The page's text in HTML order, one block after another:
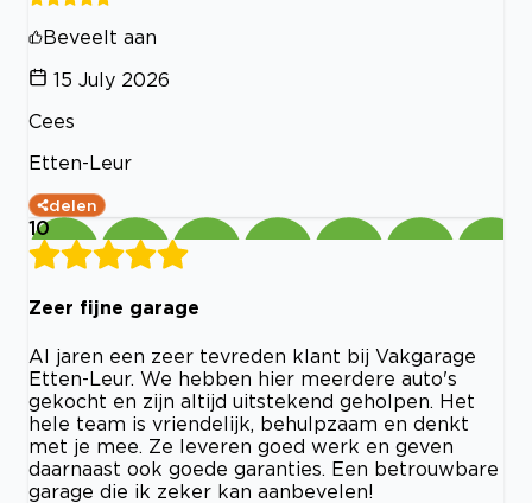
Beveelt aan
15 July 2026
Cees
Etten-Leur
delen
10
Zeer fijne garage
Al jaren een zeer tevreden klant bij Vakgarage
Etten-Leur. We hebben hier meerdere auto's
gekocht en zijn altijd uitstekend geholpen. Het
hele team is vriendelijk, behulpzaam en denkt
met je mee. Ze leveren goed werk en geven
daarnaast ook goede garanties. Een betrouwbare
garage die ik zeker kan aanbevelen!